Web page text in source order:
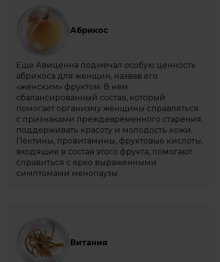
Абрикос
Еще Авиценна подмечал особую ценность
абрикоса для женщин, назвав его
«женским» фруктом. В нем
сбалансированный состав, который
помогает организму женщины справляться
с признаками преждевременного старения,
поддерживать красоту и молодость кожи.
Пектины, провитамины, фруктовые кислоты,
входящие в состав этого фрукта, помогают
справиться с ярко выраженными
симптомами менопаузы.
Витания